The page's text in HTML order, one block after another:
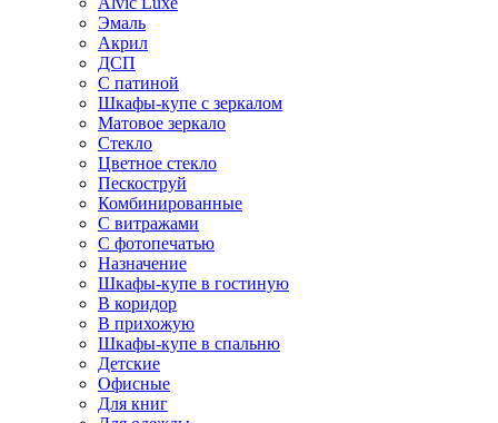
Эмаль
Акрил
ДСП
С патиной
Шкафы-купе с зеркалом
Матовое зеркало
Стекло
Цветное стекло
Пескоструй
Комбинированные
С витражами
С фотопечатью
Назначение
Шкафы-купе в гостиную
В коридор
В прихожую
Шкафы-купе в спальню
Детские
Офисные
Для книг